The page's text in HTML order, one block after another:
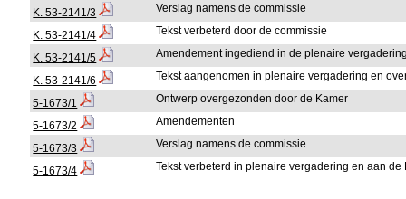
K. 53-2141/3 Verslag namens de commissie
K. 53-2141/4 Tekst verbeterd door de commissie
K. 53-2141/5 Amendement ingediend in de plenaire
K. 53-2141/6 Tekst aangenomen in plenaire vergadering en
5-1673/1 Ontwerp overgezonden door de Kamer
5-1673/2 Amendementen
5-1673/3 Verslag namens de commissie
5-1673/4 Tekst verbeterd in plenaire vergadering en aan